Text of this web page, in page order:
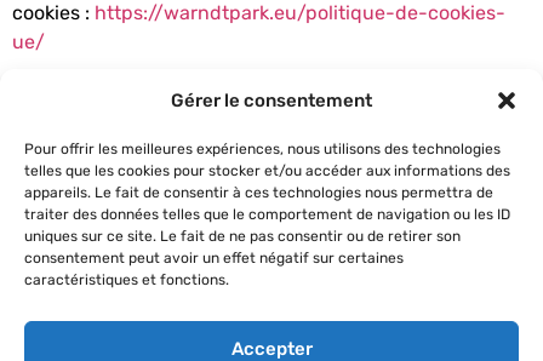
Gérer le consentement
Pour offrir les meilleures expériences, nous utilisons des technologies
telles que les cookies pour stocker et/ou accéder aux informations des
appareils. Le fait de consentir à ces technologies nous permettra de
traiter des données telles que le comportement de navigation ou les ID
uniques sur ce site. Le fait de ne pas consentir ou de retirer son
consentement peut avoir un effet négatif sur certaines
caractéristiques et fonctions.
Accepter
cookies : https://warndtpark.eu/politique-de-cookies-
ue/
10. Contact
En cas de besoin, vous pouvez nous joindre via notre
formulaire decontactou par téléphone au 03 57 85 02
20